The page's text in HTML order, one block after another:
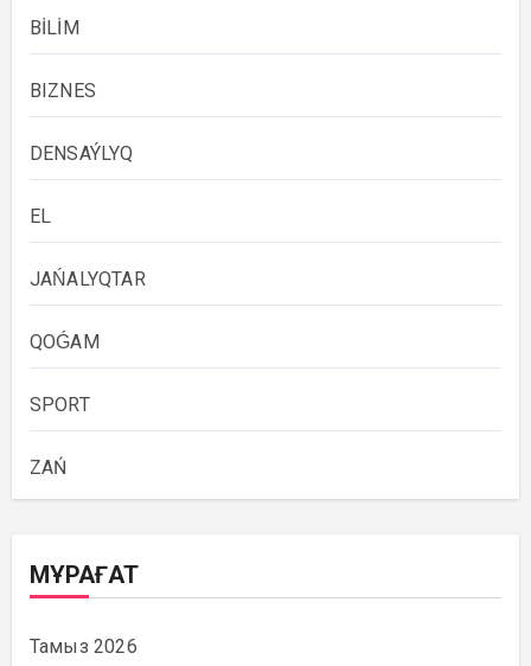
BİLİM
BIZNES
DENSAÝLYQ
EL
JAŃALYQTAR
QOǴAM
SPORT
ZAŃ
МҰРАҒАТ
Тамыз 2026